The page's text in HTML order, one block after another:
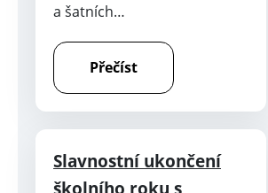
a šatních…
Přečíst
Slavnostní ukončení
školního roku s